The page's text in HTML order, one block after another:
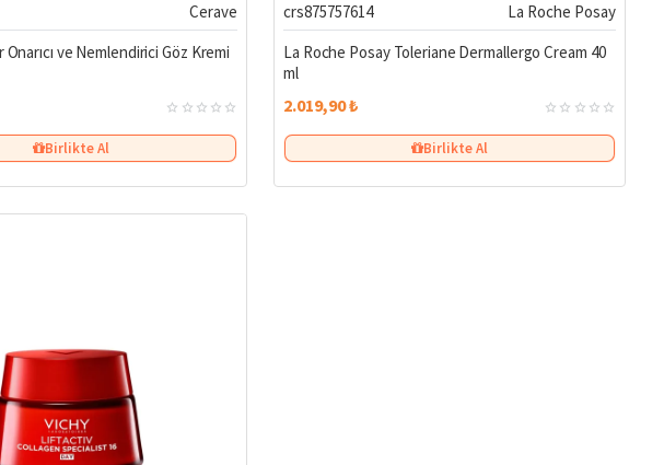
Cerave
ve Nemlendirici Göz Kremi
Birlikte Al
crs875757614
La Roche Posay
La Roche Posay Toleriane Dermallergo Cream 40
ml
2.019,90 ₺
Birlikte Al